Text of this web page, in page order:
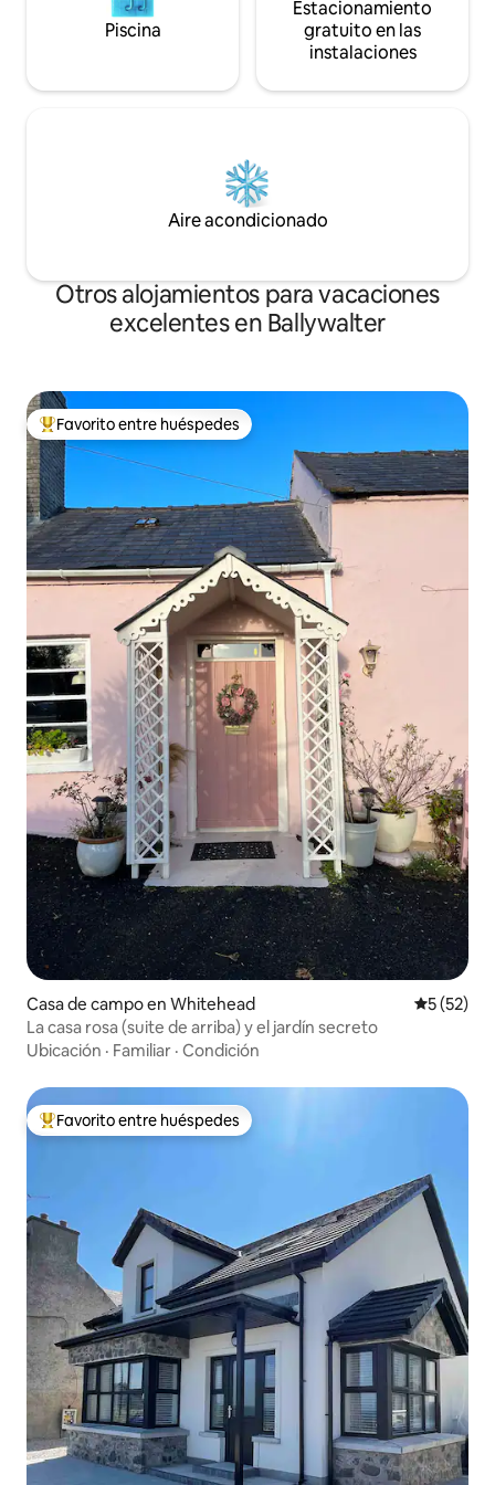
Piscina
Estacionamiento
gratuito en las
instalaciones
Aire acondicionado
Otros alojamientos para vacaciones
excelentes en Ballywalter
Favorito entre huéspedes preferido
Favorito entre huéspedes
Casa de campo en Whitehead
5 (52)
La casa rosa (suite de arriba) y el jardín secreto
Ubicación · Familiar · Condición
Favorito entre huéspedes preferido
Favorito entre huéspedes